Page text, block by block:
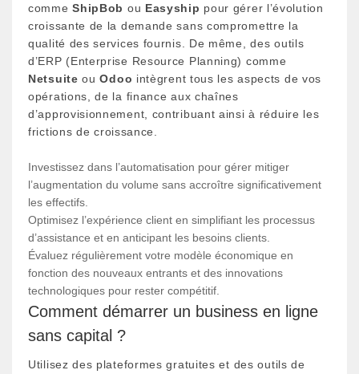
commeShipBob ou Easyship pour gérer l’évolution
croissante de la demande sans compromettre la
qualité des services fournis. De même, des outils
d’ERP (Enterprise Resource Planning) comme
Netsuite ouOdoo intègrent tous les aspects de vos
opérations, de la finance aux chaînes
d’approvisionnement, contribuant ainsi à réduire les
frictions de croissance.
Investissez dans l’automatisation pour gérer mitiger
l’augmentation du volume sans accroître significativement
les effectifs.
Optimisez l’expérience client en simplifiant les processus
d’assistance et en anticipant les besoins clients.
Évaluez régulièrement votre modèle économique en
fonction des nouveaux entrants et des innovations
technologiques pour rester compétitif.
Comment démarrer un business en ligne
sans capital ?
Utilisez des plateformes gratuites et des outils de